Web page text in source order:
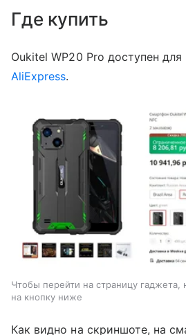
Где купить
Oukitel WP20 Pro доступен для
AliExpress.
Чтобы перейти на страницу гаджета,
на кнопку ниже
Как видно на скриншоте, на